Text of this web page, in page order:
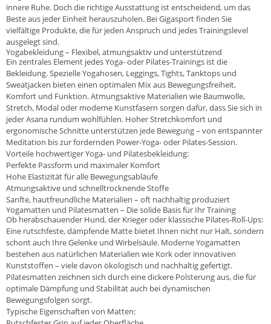
innere Ruhe. Doch die richtige Ausstattung ist entscheidend, um das
Beste aus jeder Einheit herauszuholen. Bei Gigasport finden Sie
vielfältige Produkte, die für jeden Anspruch und jedes Trainingslevel
ausgelegt sind.
Yogabekleidung – Flexibel, atmungsaktiv und unterstützend
Ein zentrales Element jedes Yoga- oder Pilates-Trainings ist die
Bekleidung. Spezielle Yogahosen, Leggings, Tights, Tanktops und
Sweatjacken bieten einen optimalen Mix aus Bewegungsfreiheit,
Komfort und Funktion. Atmungsaktive Materialien wie Baumwolle,
Stretch, Modal oder moderne Kunstfasern sorgen dafür, dass Sie sich in
jeder Asana rundum wohlfühlen. Hoher Stretchkomfort und
ergonomische Schnitte unterstützen jede Bewegung – von entspannter
Meditation bis zur fordernden Power-Yoga- oder Pilates-Session.
Vorteile hochwertiger Yoga- und Pilatesbekleidung:
Perfekte Passform und maximaler Komfort
Hohe Elastizität für alle Bewegungsabläufe
Atmungsaktive und schnelltrocknende Stoffe
Sanfte, hautfreundliche Materialien – oft nachhaltig produziert
Yogamatten und Pilatesmatten – Die solide Basis für Ihr Training
Ob herabschauender Hund, der Krieger oder klassische Pilates-Roll-Ups:
Eine rutschfeste, dämpfende Matte bietet Ihnen nicht nur Halt, sondern
schont auch Ihre Gelenke und Wirbelsäule. Moderne Yogamatten
bestehen aus natürlichen Materialien wie Kork oder innovativen
Kunststoffen – viele davon ökologisch und nachhaltig gefertigt.
Pilatesmatten zeichnen sich durch eine dickere Polsterung aus, die für
optimale Dämpfung und Stabilität auch bei dynamischen
Bewegungsfolgen sorgt.
Typische Eigenschaften von Matten: